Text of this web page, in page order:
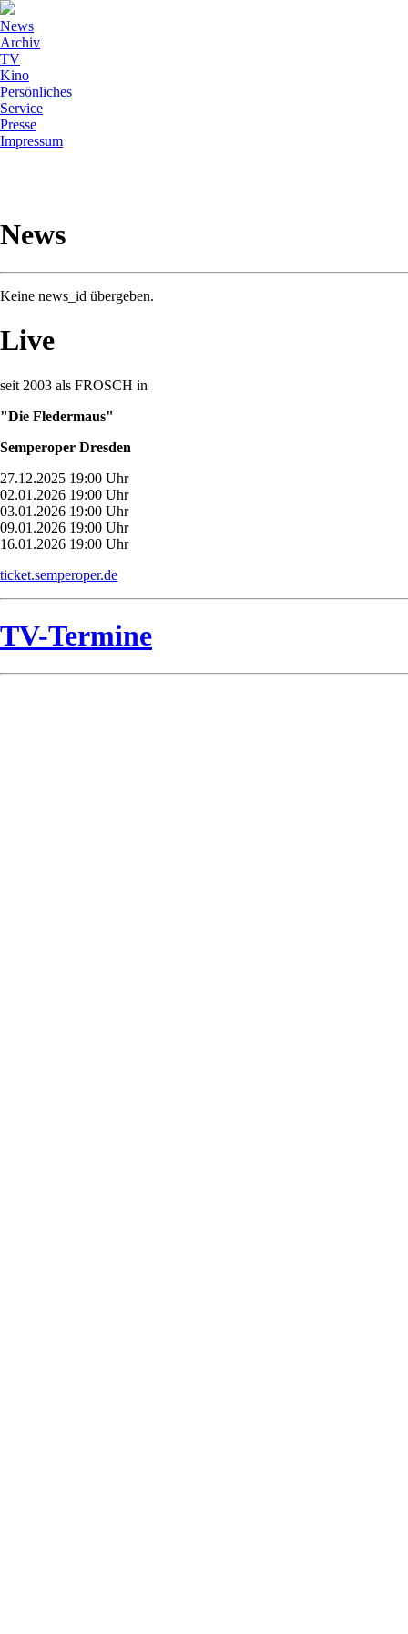
News
Archiv
TV
Kino
Persönliches
Service
Presse
Impressum
News
Keine news_id übergeben.
Live
seit 2003 als FROSCH in
"Die Fledermaus"
Semperoper Dresden
27.12.2025 19:00 Uhr
02.01.2026 19:00 Uhr
03.01.2026 19:00 Uhr
09.01.2026 19:00 Uhr
16.01.2026 19:00 Uhr
ticket.semperoper.de
TV-Termine